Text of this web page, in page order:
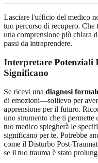
Lasciare l'ufficio del medico
tuo percorso di recupero.
una comprensione più chiara
passi da intraprendere.
Interpretare Potenziali
Significano
Se ricevi una diagnosi
di emozioni—sollievo per aver
apprensione per il futuro.
uno strumento che ti permette
tuo medico spiegherà le
significano per te. Potrebbe
come il Disturbo Post-
se il tuo trauma è stato